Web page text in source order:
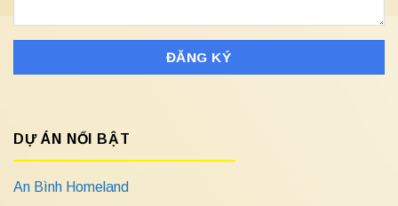
DỰ ÁN NỔI BẬT
An Bình Homeland